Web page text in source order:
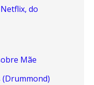
do
Mãe
(Drummond)